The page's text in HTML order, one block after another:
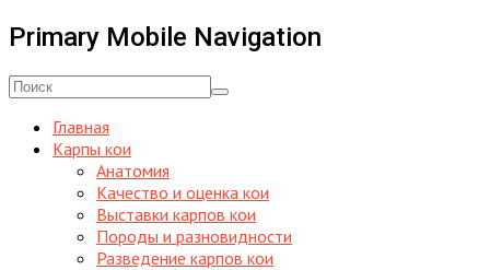
Primary Mobile Navigation
Главная
Карпы кои
Анатомия
Качество и оценка кои
Выставки карпов кои
Породы и разновидности
Разведение карпов кои